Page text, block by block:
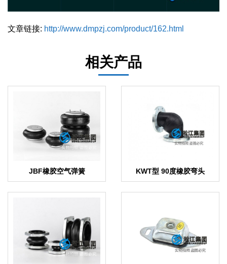
文章链接: http://www.dmpzj.com/product/162.html
相关产品
JBF橡胶空气弹簧 KWT型 90度橡胶弯头